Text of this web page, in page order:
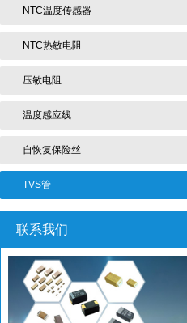
NTC温度传感器
NTC热敏电阻
压敏电阻
温度感应线
自恢复保险丝
TVS管
联系我们